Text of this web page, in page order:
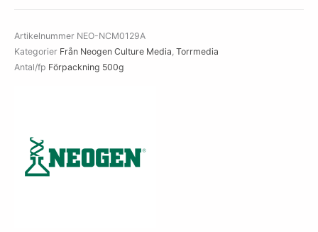
Tween
mängd
Artikelnummer NEO-NCM0129A
Kategorier Från Neogen Culture Media, Torrmedia
Antal/fp Förpackning 500g